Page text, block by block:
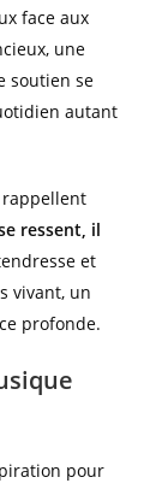
face aux
une
soutien se
autant
rappellent
ressent, il
et
vivant, un
profonde.
pour